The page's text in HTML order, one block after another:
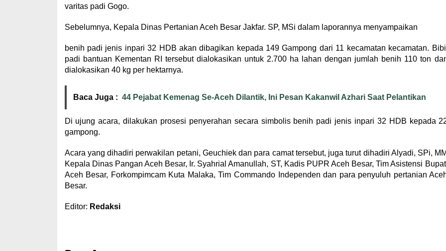
varitas padi Gogo.
Sebelumnya, Kepala Dinas Pertanian Aceh Besar Jakfar. SP, MSi dalam laporannya menyampaikan
benih padi jenis inpari 32 HDB akan dibagikan kepada 149 Gampong dari 11 kecamatan kecamatan.
padi bantuan Kementan RI tersebut dialokasikan untuk 2.700 ha lahan dengan jumlah benih 110 ton
dialokasikan 40 kg per hektarnya.
Baca Juga : 44 Pejabat Kemenag Se-Aceh Dilantik, Ini Pesan Kakanwil Azhari Saat Pelantikan
Di ujung acara, dilakukan prosesi penyerahan secara simbolis benih padi jenis inpari 32 HDB kepada
gampong.
Acara yang dihadiri perwakilan petani, Geuchiek dan para camat tersebut, juga turut dihadiri Alyadi, SPi, MM
Kepala Dinas Pangan Aceh Besar, Ir. Syahrial Amanullah, ST, Kadis PUPR Aceh Besar, Tim Asistensi
Aceh Besar, Forkompimcam Kuta Malaka, Tim Commando Independen dan para penyuluh pertanian
Besar.
Editor: Redaksi